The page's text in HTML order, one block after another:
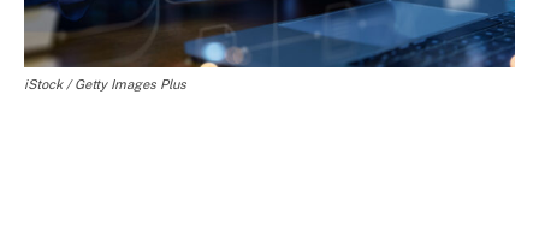
iStock / Getty Images Plus